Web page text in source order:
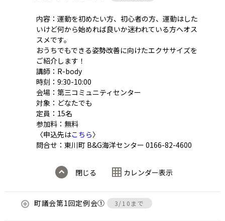
内容：運動を初めたい方、初心者の方、運動はした
いけど何から始めれば良いか迷われている方へオス
スメです。
おうちでもできる姿勢改善に向けたエクササイズを
ご紹介します！
講師：R-body
時刻：9:30-10:00
会場：第三コミュニティセンター
対象：どなたでも
定員：15名
参加料：無料
〈申込先はこちら〉
問合せ：東川町 B&G海洋センター 0166-82-4600
閉じる カレンダー表示
町議会第1回定例会① 3/10まで